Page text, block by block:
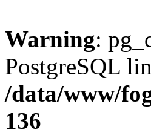
Warning:
PostgreSQL
/data/www/
136